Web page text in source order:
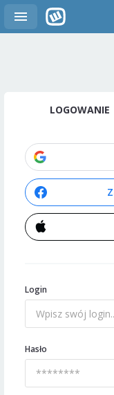
LOGOWANIE
Login
Hasło